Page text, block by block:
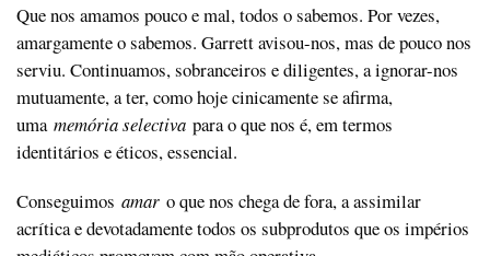
Que nos amamos pouco e mal, todos o sabemos. Por vezes,
amargamente o sabemos. Garrett avisou-nos, mas de pouco nos
serviu. Continuamos, sobranceiros e diligentes, a ignorar-nos
mutuamente, a ter, como hoje cinicamente se afirma,
uma memória selectiva para o que nos é, em termos
identitários e éticos, essencial.
Conseguimos amar o que nos chega de fora, a assimilar
acrítica e devotadamente todos os subprodutos que os impérios